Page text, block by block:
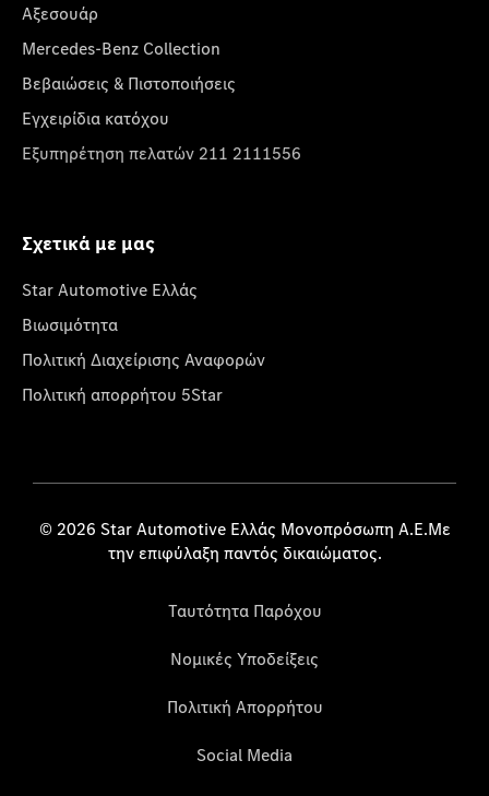
Αξεσουάρ
Mercedes-Benz Collection
Βεβαιώσεις & Πιστοποιήσεις
Εγχειρίδια κατόχου
Εξυπηρέτηση πελατών 211 2111556
Σχετικά με μας
Star Automotive Ελλάς
Βιωσιμότητα
Πολιτική Διαχείρισης Αναφορών
Πολιτική απορρήτου 5Star
© 2026 Star Automotive Ελλάς Μονοπρόσωπη Α.Ε.Με
την επιφύλαξη παντός δικαιώματος.
Ταυτότητα Παρόχου
Νομικές Υποδείξεις
Πολιτική Απορρήτου
Social Media